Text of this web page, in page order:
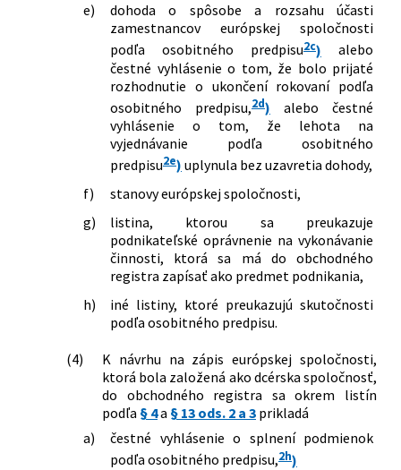
e)
dohoda o spôsobe a rozsahu účasti
zamestnancov európskej spoločnosti
podľa osobitného predpisu2c) alebo
čestné vyhlásenie o tom, že bolo prijaté
rozhodnutie o ukončení rokovaní podľa
osobitného predpisu,2d) alebo čestné
vyhlásenie o tom, že lehota na
vyjednávanie podľa osobitného
predpisu2e) uplynula bez uzavretia dohody,
f)
stanovy európskej spoločnosti,
g)
listina, ktorou sa preukazuje
podnikateľské oprávnenie na vykonávanie
činnosti, ktorá sa má do obchodného
registra zapísať ako predmet podnikania,
h)
iné listiny, ktoré preukazujú skutočnosti
podľa osobitného predpisu.
(4)
K návrhu na zápis európskej spoločnosti,
ktorá bola založená ako dcérska spoločnosť,
do obchodného registra sa okrem listín
podľa § 4a § 13 ods. 2 a 3 prikladá
a)
čestné vyhlásenie o splnení podmienok
podľa osobitného predpisu,2h)